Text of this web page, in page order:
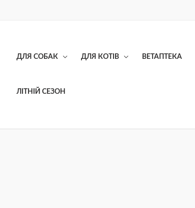
ДЛЯ СОБАК ДЛЯ КОТІВ ВЕТАПТЕКА
ЛІТНІЙ СЕЗОН